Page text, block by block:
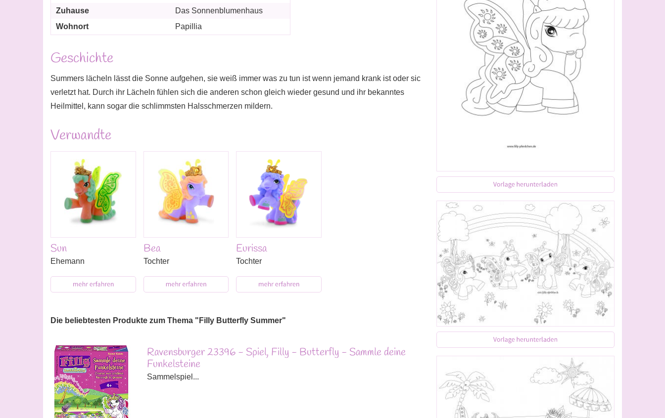
Zuhause
Das Sonnenblumenhaus
Wohnort
Papillia
Geschichte
Summers lächeln lässt die Sonne aufgehen, sie weiß immer was zu tun ist wenn jemand krank ist oder sic
verletzt hat. Durch ihr Lächeln fühlen sich die anderen schon gleich wieder gesund und ihr bekanntes
Heilmittel, kann sogar die schlimmsten Halsschmerzen mildern.
Verwandte
Sun
Ehemann
Bea
Tochter
Eurissa
Tochter
Die beliebtesten Produkte zum Thema "Filly Butterfly Summer"
Ravensburger 23396 - Spiel, Filly - Butterfly - Sammle deine
Funkelsteine
Sammelspiel...